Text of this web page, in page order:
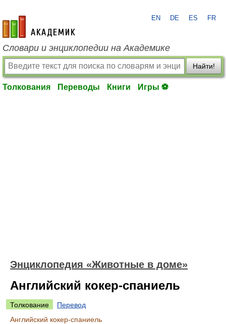
academic.ru
EN DE ES FR
Словари и энциклопедии на Академике
Найти!
Толкования Переводы Книги Игры ⚽
Энциклопедия «Животные в доме»
Английский кокер-спаниель
Толкование
Перевод
Английский кокер-спаниель